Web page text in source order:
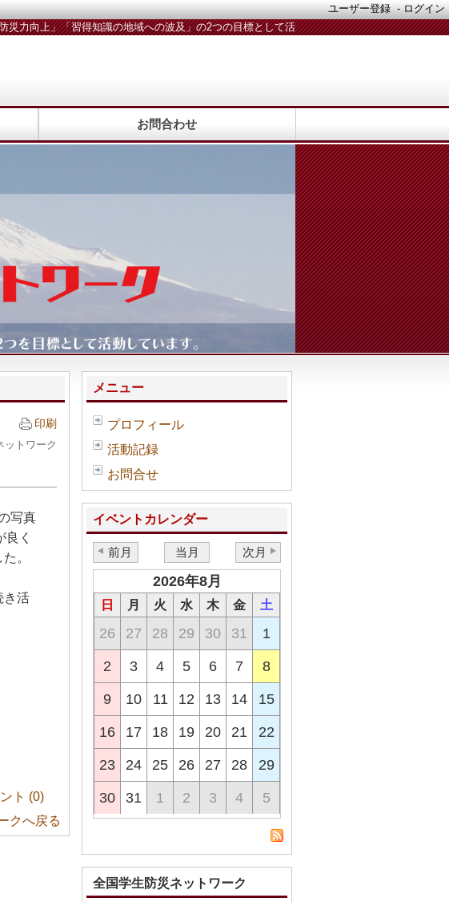
ユーザー登録 -ログイン
力向上」「習得知識の地域への波及」の2つの目標として活
お問合わせ
印刷
トワーク
写真
く
。
き活
ト (0)
クへ戻る
メニュー
プロフィール
活動記録
お問合せ
イベントカレンダー
前月 当月 次月
2026年8月
日 月 火 水 木 金 土
26 27 28 29 30 31 1
2 3 4 5 6 7 8
9 10 11 12 13 14 15
16 17 18 19 20 21 22
23 24 25 26 27 28 29
30 31 1 2 3 4 5
全国学生防災ネットワーク